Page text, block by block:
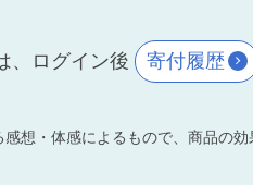
、ログイン後 寄付履歴
想・体感によるもので、商品の効